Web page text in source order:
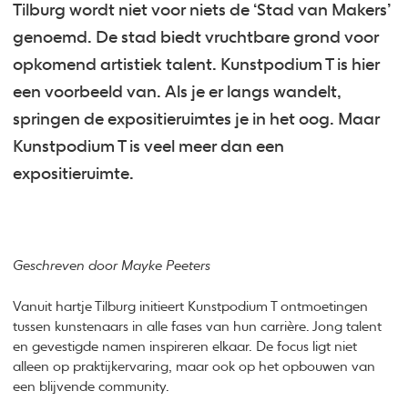
Tilburg wordt niet voor niets de ‘Stad van Makers’
genoemd. De stad biedt vruchtbare grond voor
opkomend artistiek talent. Kunstpodium T is hier
een voorbeeld van. Als je er langs wandelt,
springen de expositieruimtes je in het oog. Maar
Kunstpodium T is veel meer dan een
expositieruimte.
Geschreven door Mayke Peeters
Vanuit hartje Tilburg initieert Kunstpodium T ontmoetingen
tussen kunstenaars in alle fases van hun carrière. Jong talent
en gevestigde namen inspireren elkaar. De focus ligt niet
alleen op praktijkervaring, maar ook op het opbouwen van
een blijvende community.